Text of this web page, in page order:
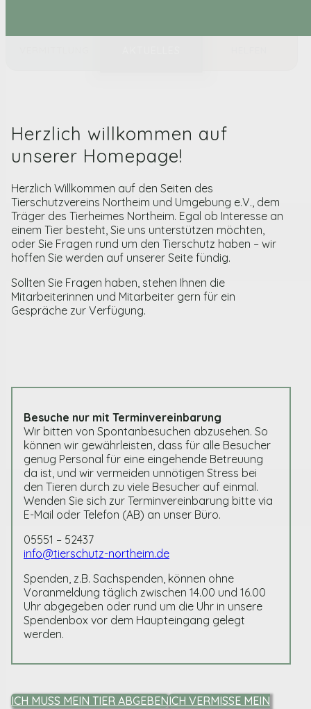
Herzlich willkommen auf
unserer Homepage!
Herzlich Willkommen auf den Seiten des
Tierschutzvereins Northeim und Umgebung e.V., dem
Träger des Tierheimes Northeim. Egal ob Interesse an
einem Tier besteht, Sie uns unterstützen möchten,
oder Sie Fragen rund um den Tierschutz haben – wir
hoffen Sie werden auf unserer Seite fündig.
Sollten Sie Fragen haben, stehen Ihnen die
Mitarbeiterinnen und Mitarbeiter gern für ein
Gespräche zur Verfügung.
Besuche nur mit Terminvereinbarung
Wir bitten von Spontanbesuchen abzusehen. So
können wir gewährleisten, dass für alle Besucher
genug Personal für eine eingehende Betreuung
da ist, und wir vermeiden unnötigen Stress bei
den Tieren durch zu viele Besucher auf einmal.
Wenden Sie sich zur Terminvereinbarung bitte via
E-Mail oder Telefon (AB) an unser Büro.
05551 – 52437
info@tierschutz-northeim.de
Spenden, z.B. Sachspenden, können ohne
Voranmeldung täglich zwischen 14.00 und 16.00
Uhr abgegeben oder rund um die Uhr in unsere
Spendenbox vor dem Haupteingang gelegt
werden.
ICH MUSS MEIN TIER ABGEBENICH VERMISSE MEIN